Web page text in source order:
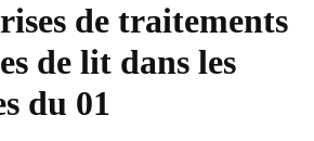
de traitements
de lit dans les
du 01